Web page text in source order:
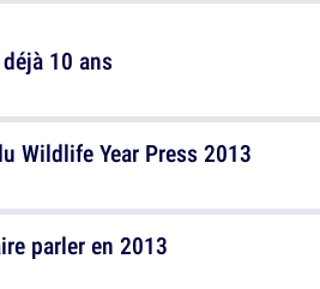
10 ans
parler en 2013
Wildlife Year Press 2013